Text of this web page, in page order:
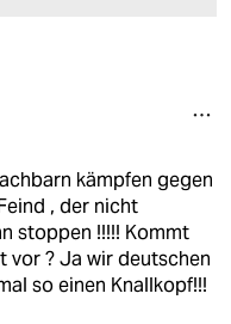
kämpfen gegen
, der nicht
stoppen !!!!! Kommt
vor ? Ja wir deutschen
so einen Knallkopf!!!